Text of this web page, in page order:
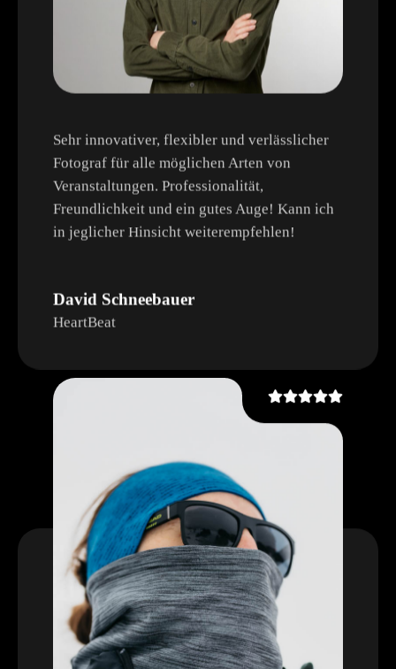
Sehr innovativer, flexibler und verlässlicher
Fotograf für alle möglichen Arten von
Veranstaltungen. Professionalität,
Freundlichkeit und ein gutes Auge! Kann ich
in jeglicher Hinsicht weiterempfehlen!
David Schneebauer
HeartBeat